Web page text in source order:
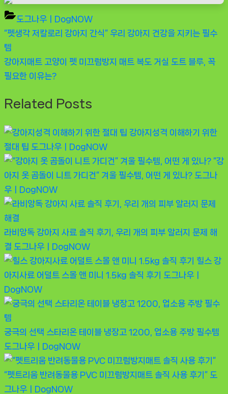
도그나우ㅣDogNOW
글
탐
색
Previous
Post:
“펫생각 저칼로리 강아지 간식” 우리 강아지 건강을 지키는 필수
템
Next
Post:
강아지매트 고양이 펫 미끄럼방지 매트 복도 거실 도트 블루, 꼭
필요한 이유는?
Related Posts
강아지성격 이해하기 위한
절대 팁 도그나우ㅣDogNOW
“강
아지 옷 곰돌이 니트 가디건” 겨울 필수템, 어떤 게 있나? 도그나
우ㅣDogNOW
라비앙독 강아지 사료 솔직 후기, 우리 개의 피부 알러지 문제 해
결 도그나우ㅣDogNOW
힐스 강
아지사료 어덜트 스몰 앤 미니 1.5kg 솔직 후기
도그나우ㅣ
DogNOW
궁극의 선택 스타리온 테이블 냉장고 1200, 업소용 주방 필수템
도그나우ㅣDogNOW
“펫트리움 반려동물용 PVC 미끄럼방지매트 솔직 사용 후기” 도
그나우ㅣDogNOW